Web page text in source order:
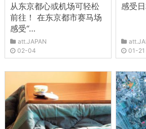
从东京都心或机场可轻松
前往！ 在东京都市赛马场
感受“…
att.JAPAN
02-04
感受
01-21